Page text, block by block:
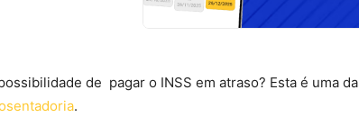
de pagar o INSS em atraso? Esta é uma
.